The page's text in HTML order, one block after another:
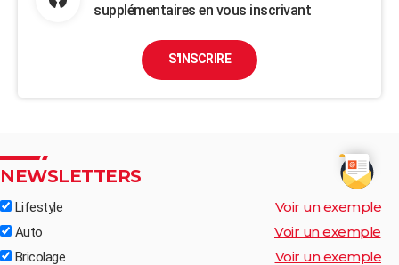
supplémentaires en vous inscrivant
S'INSCRIRE
NEWSLETTERS
Lifestyle Voir un exemple
Auto Voir un exemple
Bricolage Voir un exemple